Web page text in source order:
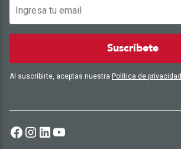
Suscríbete
Al suscribirte, aceptas nuestra Política de privacidad